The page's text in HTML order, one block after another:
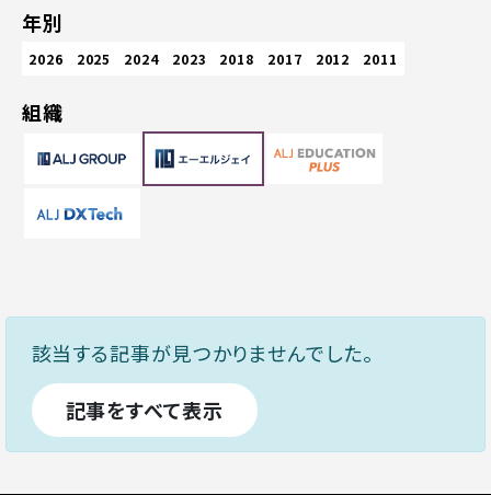
年別
2026 2025 2024 2023 2018 2017 2012 2011
組織
該当する記事が見つかりませんでした。
記事をすべて表示